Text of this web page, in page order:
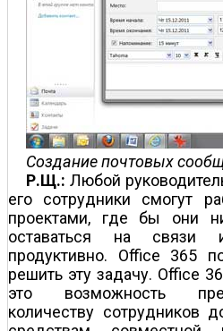
Создание почтовых
Р.Щ.: Любой
его сотрудники смогут
проектами, где бы они
оставаться на связи
продуктивно. Office 365
решить эту задачу. Office
это возможность
количеству сотрудников